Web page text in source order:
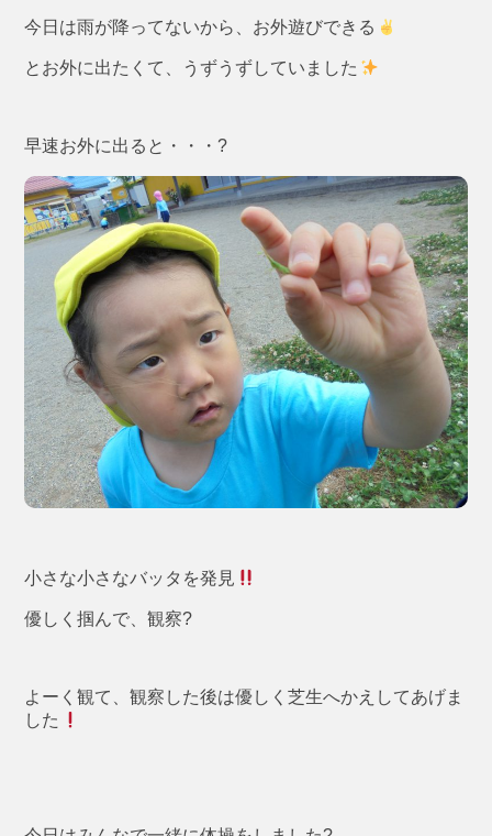
今日は雨が降ってないから、お外遊びできる
とお外に出たくて、うずうずしていました
早速お外に出ると・・・?
小さな小さなバッタを発見
優しく掴んで、観察?
よーく観て、観察した後は優しく芝生へかえしてあげま
した